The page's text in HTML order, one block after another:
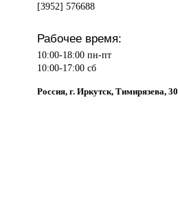
[3952] 576688
Рабочее время:
10:00-18:00 пн-пт
10:00-17:00 сб
Россия, г. Иркутск, Тимирязева, 30